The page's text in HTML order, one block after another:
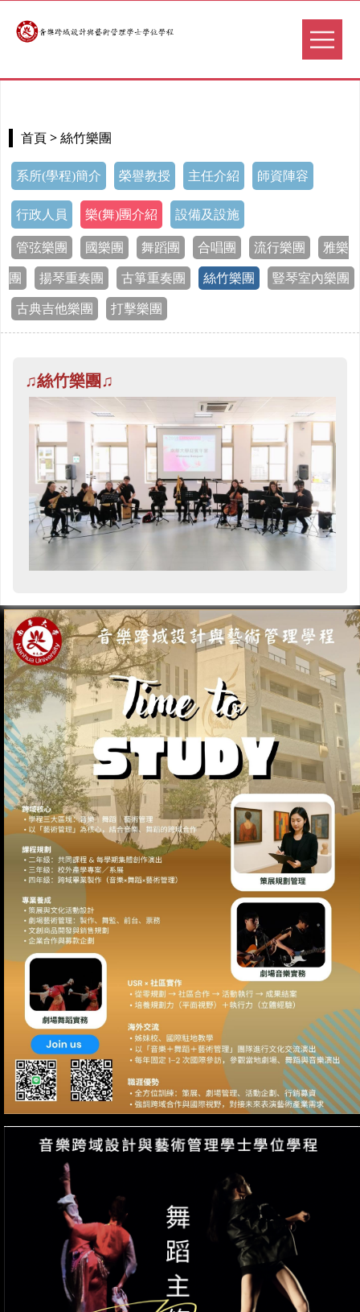
首頁 > 絲竹樂團
系所(學程)簡介 榮譽教授 主任介紹 師資陣容
行政人員 樂(舞)團介紹 設備及設施
管弦樂團 國樂團 舞蹈團 合唱團 流行樂團 雅樂
團 揚琴重奏團 古箏重奏團 絲竹樂團 豎琴室內樂團
古典吉他樂團 打擊樂團
♫絲竹樂團♫